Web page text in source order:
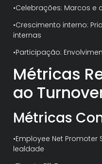
•Celebrações: Marcos
•Crescimento interno:
internas
•Participação:
Métricas
ao
Métricas
•Employee Net Promoter
lealdade